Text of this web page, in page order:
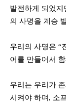
발전하게 되었지
의 사명을 계승
우리의 사명은 “
어를 만들어서
우리는 우리가
시켜야 하며, 소